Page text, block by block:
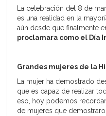
La celebración del 8 de
es una realidad en la
aún desde que finalmente
proclamara como el Día
Grandes mujeres de la
La mujer ha demostrado
que es capaz de realizar
eso, hoy podemos
de mujeres que